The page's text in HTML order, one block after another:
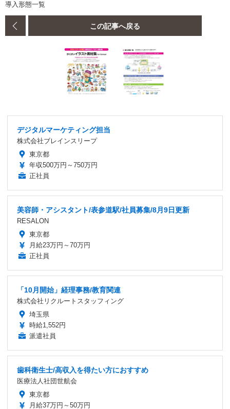
導入形態一覧
この記事へ戻る
デジタルマーケティング担当
株式会社ブレインスリープ
東京都
年収500万円～750万円
正社員
美容師・アシスタント/表参道駅/社員募集/8月9日更新
RESALON
東京都
月給23万円～70万円
正社員
「10月開始」経理事務/教育関連
株式会社リクルートスタッフィング
埼玉県
時給1,552円
派遣社員
歯科衛生士/高収入を得たい方におすすめ
医療法人社団世航会
東京都
月給37万円～50万円